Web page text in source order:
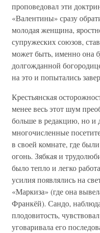
проповедовал эти
«Валентины» сразу
молодая женщина,
супружеских союзов,
может быть, именно она
долгожданной
на это и попытались
Крестьянская
менее весь этот шум
больше в редакцию, но и
многочисленные
в своей комнате, где
огонь. Зябкая и
было тепло и легко
усилия появлялись на
«Маркиза» (где она
Франкёй). Сандо,
плодовитость,
уговаривала его